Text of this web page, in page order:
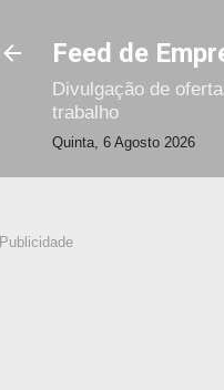
Feed de
Divulgação de
trabalho
Quinta, 6 Agosto 2026
Publicidade